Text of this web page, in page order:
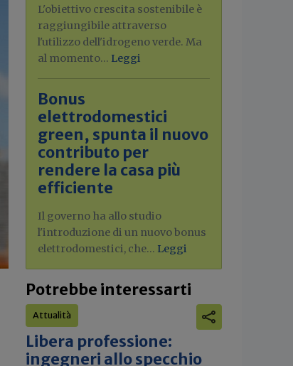
L'obiettivo crescita sostenibile è
raggiungibile attraverso
l'utilizzo dell'idrogeno verde. Ma
al momento... Leggi
Bonus
elettrodomestici
green, spunta il nuovo
contributo per
rendere la casa più
efficiente
Il governo ha allo studio
l'introduzione di un nuovo bonus
elettrodomestici, che... Leggi
Potrebbe interessarti
Attualità
Libera professione:
ingegneri allo specchio